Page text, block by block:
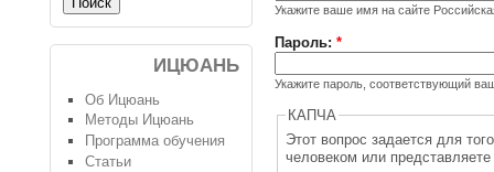
Укажите ваше имя на сайте
Пароль: *
Укажите пароль, соответствующий
КАПЧА
Этот вопрос задается для
человеком или
ИЦЮАНЬ
Об Ицюань
Методы Ицюань
Программа обучения
Статьи